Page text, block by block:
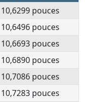
10,6299 pouces
10,6496 pouces
10,6693 pouces
10,6890 pouces
10,7086 pouces
10,7283 pouces